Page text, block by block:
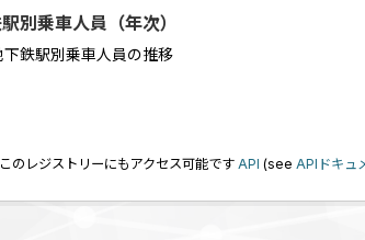
別乗車人員（年次）
鉄駅別乗車人員の推移
のレジストリーにもアクセス可能ですAPI (see APIドキュ